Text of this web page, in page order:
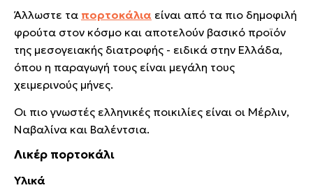
Άλλωστε τα πορτοκάλια είναι από τα πιο δημοφιλή
φρούτα στον κόσμο και αποτελούν βασικό προϊόν
της μεσογειακής διατροφής - ειδικά στην Ελλάδα,
όπου η παραγωγή τους είναι μεγάλη τους
χειμερινούς μήνες.
Οι πιο γνωστές ελληνικές ποικιλίες είναι οι Μέρλιν,
Ναβαλίνα και Βαλέντσια.
Λικέρ πορτοκάλι
Υλικά